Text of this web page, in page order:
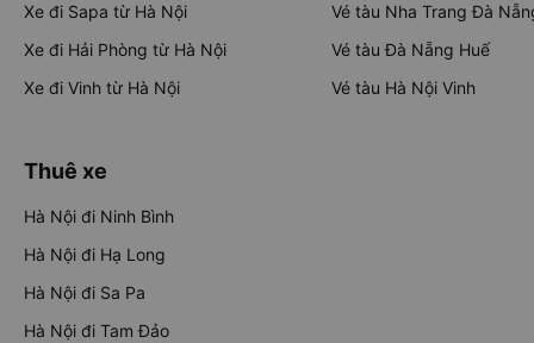
Xe đi Sapa từ Hà Nội
Xe đi Hải Phòng từ Hà Nội
Xe đi Vinh từ Hà Nội
Vé tàu Nha Trang Đà
Vé tàu Đà Nẵng Huế
Vé tàu Hà Nội Vinh
Thuê xe
Hà Nội đi Ninh Bình
Hà Nội đi Hạ Long
Hà Nội đi Sa Pa
Hà Nội đi Tam Đảo